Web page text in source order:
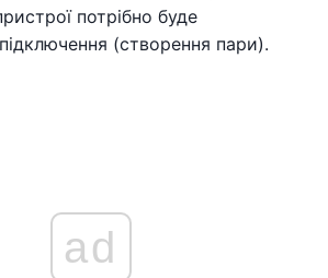
потрібно буде
(створення пари).
ad